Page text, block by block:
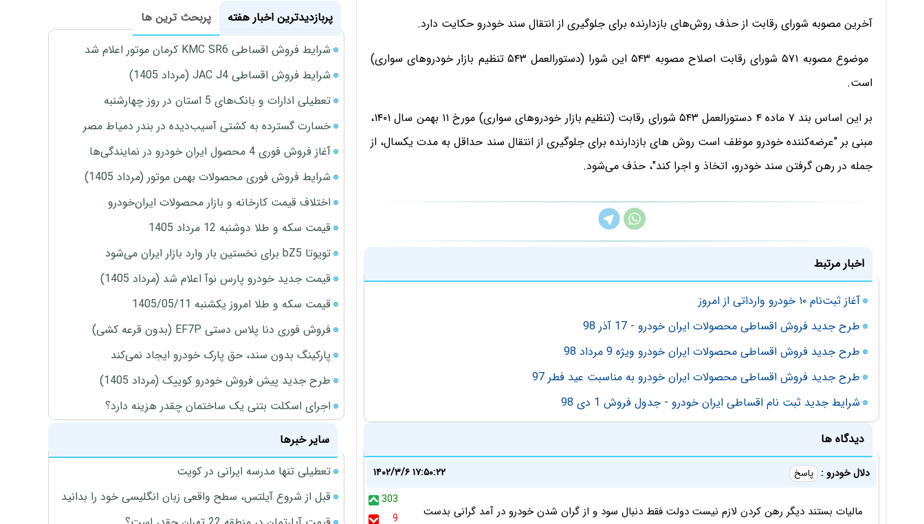
آخرین مصوبه شورای رقابت از حذف روش‌های بازدارنده برای جلوگیری از انتقال سند خودرو حکایت دارد.
موضوع مصوبه ۵۷۱ شورای رقابت اصلاح مصوبه ۵۴۳ این شورا (دستورالعمل ۵۴۳ تنظیم بازار خودروهای سواری)
است.
بر این اساس بند ۷ ماده ۴ دستورالعمل ۵۴۳ شورای رقابت (تنظیم بازار خودروهای سواری) مورخ ۱۱ بهمن سال ۱۴۰۱،
مبنی بر "عرضه‌کننده خودرو موظف است روش های بازدارنده برای جلوگیری از انتقال سند حداقل به مدت یکسال، از
جمله در رهن گرفتن سند خودرو، اتخاذ و اجرا کند"، حذف می‌شود.
اخبار مرتبط
آغاز ثبت‌نام ۱۰ خودرو وارداتی از امروز
طرح جدید فروش اقساطی محصولات ایران خودرو - 17 آذر 98
طرح جدید فروش اقساطی محصولات ایران خودرو ویژه 9 مرداد 98
طرح جدید فروش اقساطی محصولات ایران خودرو به مناسبت عید فطر 97
شرایط جدید ثبت نام اقساطی ایران خودرو - جدول فروش 1 دی 98
دیدگاه ها
دلال خودرو : پاسخ
۱۴۰۲/۳/۶ ۱۷:۵۰:۲۲
303
9
مالیات بستند دیگر رهن کردن لازم نیست دولت فقط دنبال سود و از گران شدن خودرو در آمد گرانی بدست
پربازدیدترین اخبار هفته
پربحث ترین ها
شرایط فروش اقساطی KMC SR6 کرمان موتور اعلام شد
شرایط فروش اقساطی JAC J4 (مرداد 1405)
تعطیلی ادارات و بانک‌های 5 استان در روز چهارشنبه
خسارت گسترده به کشتی آسیب‌دیده در بندر دمیاط مصر
آغاز فروش فوری 4 محصول ایران خودرو در نمایندگی‌ها
شرایط فروش فوری محصولات بهمن موتور (مرداد 1405)
اختلاف قیمت کارخانه و بازار محصولات ایران‌خودرو
قیمت سکه و طلا دوشنبه 12 مرداد 1405
تویوتا bZ5 برای نخستین بار وارد بازار ایران می‌شود
قیمت جدید خودرو پارس نوآ اعلام شد (مرداد 1405)
قیمت سکه و طلا امروز یکشنبه 1405/05/11
فروش فوری دنا پلاس دستی EF7P (بدون قرعه کشی)
پارکینگ بدون سند، حق پارک خودرو ایجاد نمی‌کند
طرح جدید پیش فروش خودرو کوییک (مرداد 1405)
اجرای اسکلت بتنی یک ساختمان چقدر هزینه دارد؟
سایر خبرها
تعطیلی تنها مدرسه ایرانی در کویت
قبل از شروع آیلتس، سطح واقعی زبان انگلیسی خود را بدانید